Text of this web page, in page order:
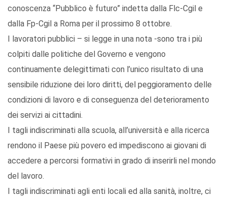
conoscenza “Pubblico è futuro” indetta dalla Flc-Cgil e
dalla Fp-Cgil a Roma per il prossimo 8 ottobre.
I lavoratori pubblici – si legge in una nota -sono tra i più
colpiti dalle politiche del Governo e vengono
continuamente delegittimati con l’unico risultato di una
sensibile riduzione dei loro diritti, del peggioramento delle
condizioni di lavoro e di conseguenza del deterioramento
dei servizi ai cittadini.
I tagli indiscriminati alla scuola, all’università e alla ricerca
rendono il Paese più povero ed impediscono ai giovani di
accedere a percorsi formativi in grado di inserirli nel mondo
del lavoro.
I tagli indiscriminati agli enti locali ed alla sanità, inoltre, ci